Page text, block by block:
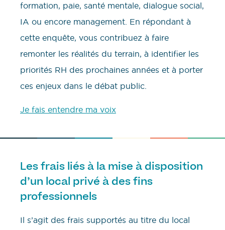
formation, paie, santé mentale, dialogue social,
IA ou encore management. En répondant à
cette enquête, vous contribuez à faire
remonter les réalités du terrain, à identifier les
priorités RH des prochaines années et à porter
ces enjeux dans le débat public.
Je fais entendre ma voix
Les frais liés à la mise à disposition
d’un local privé à des fins
professionnels
Il s’agit des frais supportés au titre du local